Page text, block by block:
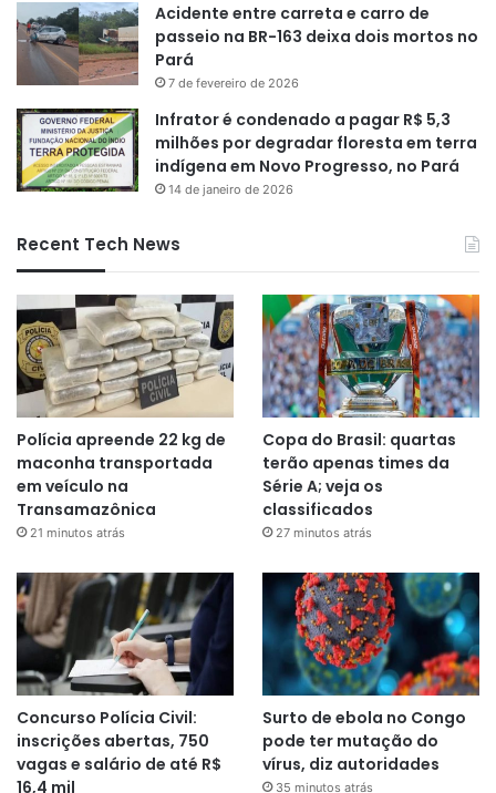
Acidente entre carreta e carro de
passeio na BR-163 deixa dois mortos no
Pará
7 de fevereiro de 2026
Infrator é condenado a pagar R$ 5,3
milhões por degradar floresta em terra
indígena em Novo Progresso, no Pará
14 de janeiro de 2026
Recent Tech News
Polícia apreende 22 kg de
maconha transportada
em veículo na
Transamazônica
21 minutos atrás
Copa do Brasil: quartas
terão apenas times da
Série A; veja os
classificados
27 minutos atrás
Concurso Polícia Civil:
inscrições abertas, 750
vagas e salário de até R$
16,4 mil
Surto de ebola no Congo
pode ter mutação do
vírus, diz autoridades
35 minutos atrás